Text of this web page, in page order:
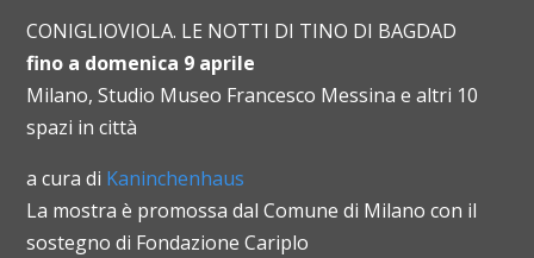
CONIGLIOVIOLA. LE NOTTI DI TINO DI BAGDAD
fino a domenica 9 aprile
Milano, Studio Museo Francesco Messina e altri 10
spazi in città
a cura di Kaninchenhaus
La mostra è promossa dal Comune di Milano con il
sostegno di Fondazione Cariplo